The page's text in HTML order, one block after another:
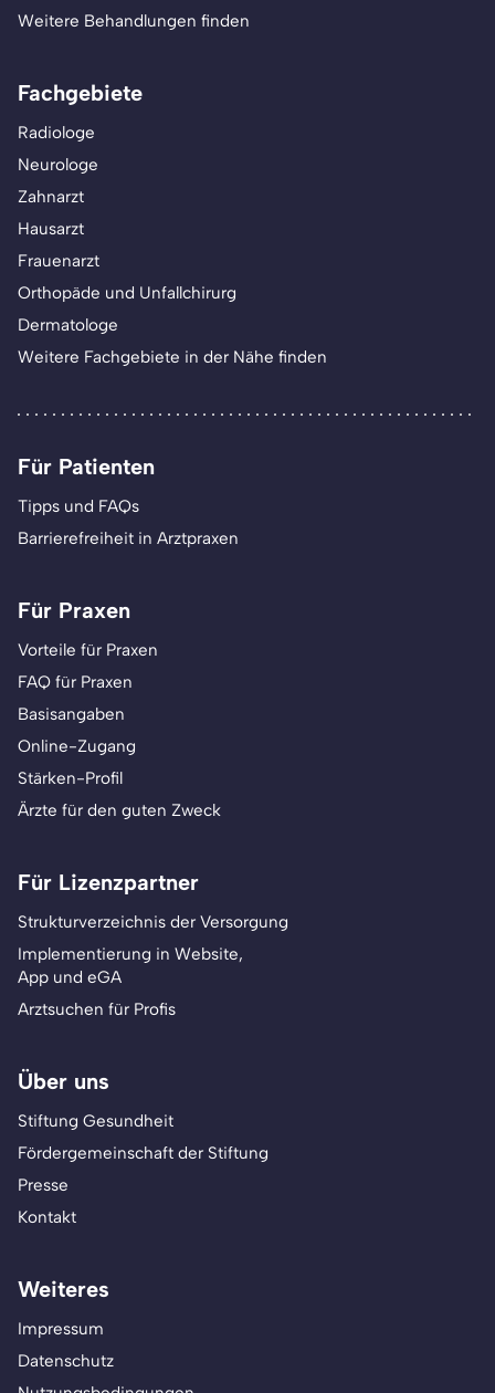
Weitere Behandlungen finden
Fachgebiete
Radiologe
Neurologe
Zahnarzt
Hausarzt
Frauenarzt
Orthopäde und Unfallchirurg
Dermatologe
Weitere Fachgebiete in der Nähe finden
Für Patienten
Tipps und FAQs
Barrierefreiheit in Arztpraxen
Für Praxen
Vorteile für Praxen
FAQ für Praxen
Basisangaben
Online-Zugang
Stärken-Profil
Ärzte für den guten Zweck
Für Lizenzpartner
Strukturverzeichnis der Versorgung
Implementierung in Website,
App und eGA
Arztsuchen für Profis
Über uns
Stiftung Gesundheit
Fördergemeinschaft der Stiftung
Presse
Kontakt
Weiteres
Impressum
Datenschutz